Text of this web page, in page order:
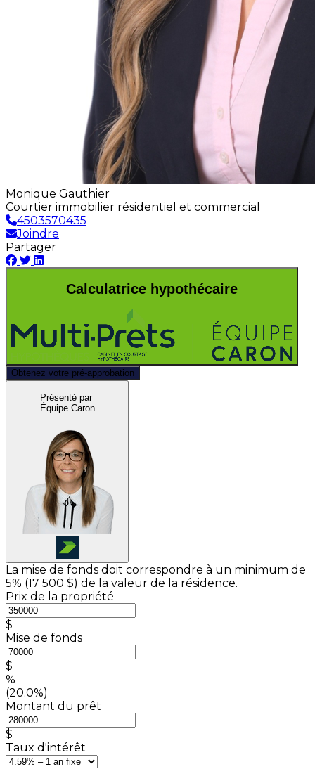
Monique Gauthier
Courtier immobilier résidentiel et commercial
4503570435
Joindre
Partager
Calculatrice hypothécaire
Obtenez votre pré-approbation
Présenté par
Équipe Caron
La mise de fonds doit correspondre à un minimum de
5% (17 500 $) de la valeur de la résidence.
Prix de la propriété
$
Mise de fonds
$
%
(20.0%)
Montant du prêt
$
Taux d'intérêt